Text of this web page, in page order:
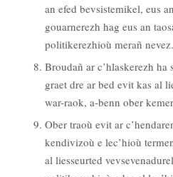
an efed bevsistemikel, eus
gouarnerezh hag eus an
politikerezhioù merañ nevez.
Broudañ ar c’hlaskerezh ha
graet dre ar bed evit kas al
war-raok, a-benn ober
Ober traoù evit ar
kendivizoù e lec’hioù
al liesseurted